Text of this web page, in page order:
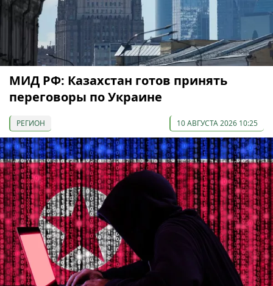
МИД РФ: Казахстан готов принять
переговоры по Украине
РЕГИОН 10 АВГУСТА 2026 10:25